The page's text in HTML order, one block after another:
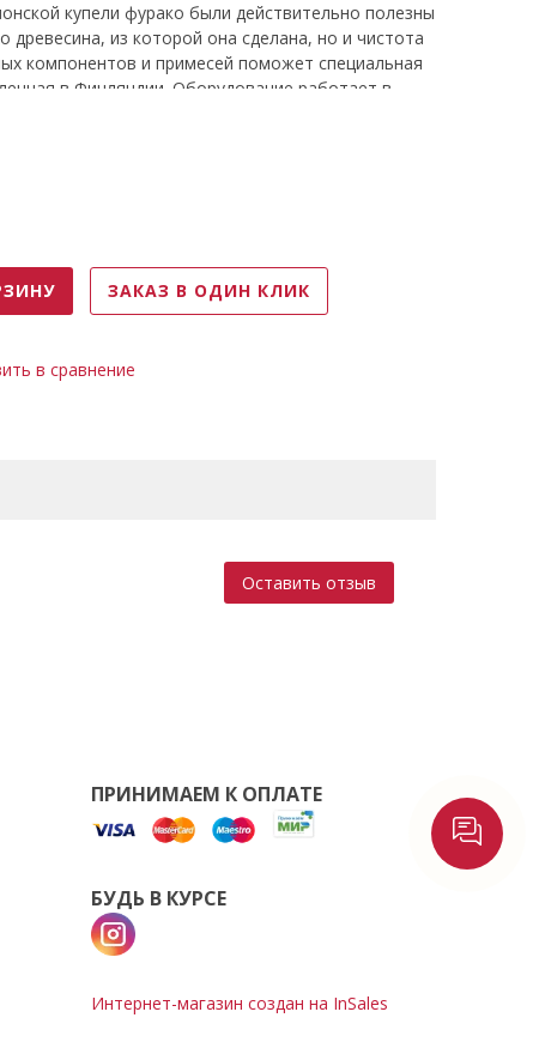
купели фурако были действительно полезны
древесина, из которой она сделана, но и чистота
компонентов и примесей поможет специальная
в Финляндии. Оборудование работает в
может быть установлен на несколько режимов
очищенной водой, способствует
организма.
ЗАКАЗ В ОДИН КЛИК
в сравнение
Оставить отзыв
ПРИНИМАЕМ К ОПЛАТЕ
БУДЬ В КУРСЕ
Интернет-магазин создан на InSales